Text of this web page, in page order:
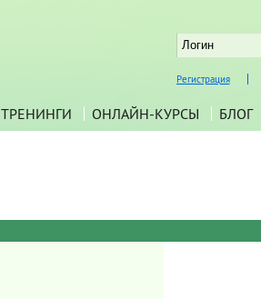
Регистрация
ТРЕНИНГИ ОНЛАЙН-КУРСЫ БЛОГ